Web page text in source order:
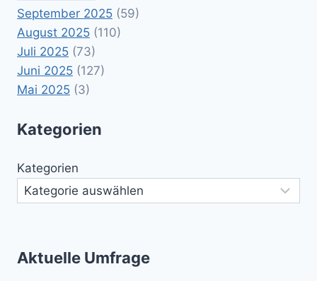
September 2025 (59)
August 2025 (110)
Juli 2025 (73)
Juni 2025 (127)
Mai 2025 (3)
Kategorien
Kategorien
Aktuelle Umfrage